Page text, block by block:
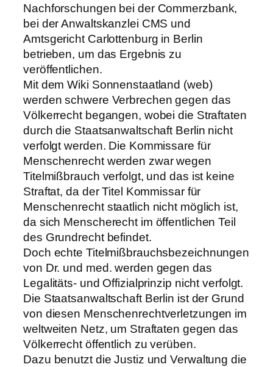
Nachforschungen bei der Commerzbank,
bei der Anwaltskanzlei CMS und
Amtsgericht Carlottenburg in Berlin
betrieben, um das Ergebnis zu
veröffentlichen.
Mit dem Wiki Sonnenstaatland (web)
werden schwere Verbrechen gegen das
Völkerrecht begangen, wobei die Straftaten
durch die Staatsanwaltschaft Berlin nicht
verfolgt werden. Die Kommissare für
Menschenrecht werden zwar wegen
Titelmißbrauch verfolgt, und das ist keine
Straftat, da der Titel Kommissar für
Menschenrecht staatlich nicht möglich ist,
da sich Menscherecht im öffentlichen Teil
des Grundrecht befindet.
Doch echte Titelmißbrauchsbezeichnungen
von Dr. und med. werden gegen das
Legalitäts- und Offizialprinzip nicht verfolgt.
Die Staatsanwaltschaft Berlin ist der Grund
von diesen Menschenrechtverletzungen im
weltweiten Netz, um Straftaten gegen das
Völkerrecht öffentlich zu verüben.
Dazu benutzt die Justiz und Verwaltung die